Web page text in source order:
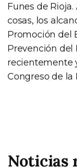
Funes de
cosas, los
Promoción del
Prevención del
recientemente
Congreso de la
Noticias